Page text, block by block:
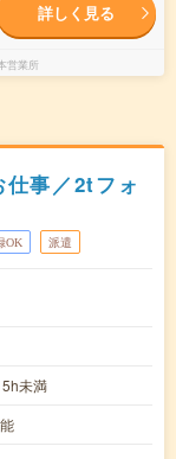
詳しく見る
営業所
事／2tフォ
OK 派遣
未満